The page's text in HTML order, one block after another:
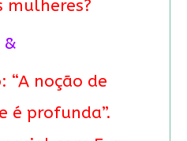
mulheres?
&
“A noção de
é profunda”.